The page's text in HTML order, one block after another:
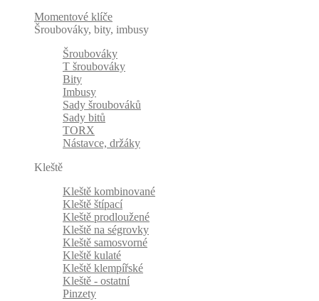
Momentové klíče
Šroubováky, bity, imbusy
Šroubováky
T šroubováky
Bity
Imbusy
Sady šroubováků
Sady bitů
TORX
Nástavce, držáky
Kleště
Kleště kombinované
Kleště štípací
Kleště prodloužené
Kleště na ségrovky
Kleště samosvorné
Kleště kulaté
Kleště klempířské
Kleště - ostatní
Pinzety